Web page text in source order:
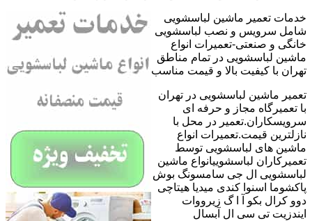
خدمات تعمیر ماشین لباسشویی
شامل سرویس و نصب لباسشویی
خانگی و صنعتی-تعمیرات انواع
ماشین لباسشویی در تمام مناطق
تهران با کیفیت بالا و قیمت مناسب
تعمیر ماشین لباسشویی در تهران
با تعمیرگاه مجاز و حرفه ای
سرویسکاران.تعمیر در محل با
نازلترین قیمت.تعمیرات انواع
ماشین های لباسشویی توسط
تعمیرکاران لباسشوییانواع ماشین
لباسشویی ال جی سامسونگ بوش
پاکشوما اسنوا کندی میدیا هیتاچی
دوو کرال بکو آ ا گ زیرووات
ایندزیت تی سی ال آبسال